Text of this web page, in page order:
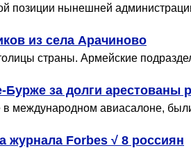
позиции нынешней
из села Арачиново
страны. Армейские
за долги арестованы
международном авиасалоне,
журнала Forbes √ 8 россиян